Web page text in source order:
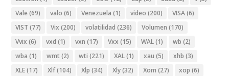
Vale (69) valo (6) Venezuela (1) video (200) VISA(6)
VIST (77) Vix (200) volatilidad (236) Volumen (170)
Vvix (6) vxd (1) vxn (17) Vxx (15) WAL(1) wb (2)
wba (1) wmt (2) wti (221) XAL(1) xau (5) xhb (3)
XLE(17) Xlf(104) Xlp (34) Xly(32) Xom (27) xop (6)